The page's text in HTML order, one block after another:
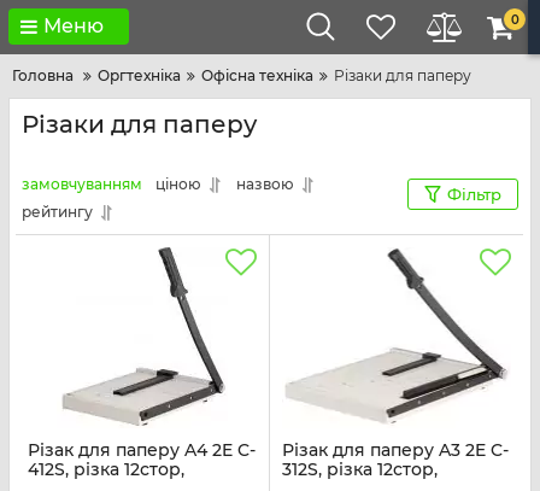
Меню 0
Головна Оргтехніка Офісна техніка Різаки для паперу
Різаки для паперу
замовчуванням ціною
назвою
рейтингу
Фільтр
Різак для паперу A4 2E C-
412S, різка 12стор,
Різак для паперу A3 2E C-
312S, різка 12стор,